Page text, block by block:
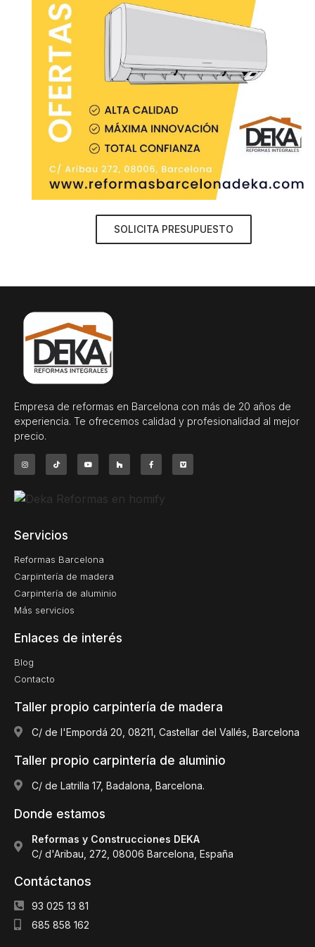
SOLICITA PRESUPUESTO
Empresa de reformas en Barcelona con más de 20 años de
experiencia. Te ofrecemos calidad y profesionalidad al mejor
precio.
Servicios
Reformas Barcelona
Carpintería de madera
Carpintería de aluminio
Más servicios
Enlaces de interés
Blog
Contacto
Taller propio carpintería de madera
C/ de l'Empordá 20, 08211, Castellar del Vallés, Barcelona
Taller propio carpintería de aluminio
C/ de Latrilla 17, Badalona, Barcelona.
Donde estamos
Reformas y Construcciones DEKA
C/ d'Aribau, 272, 08006 Barcelona, España
Contáctanos
93 025 13 81
685 858 162